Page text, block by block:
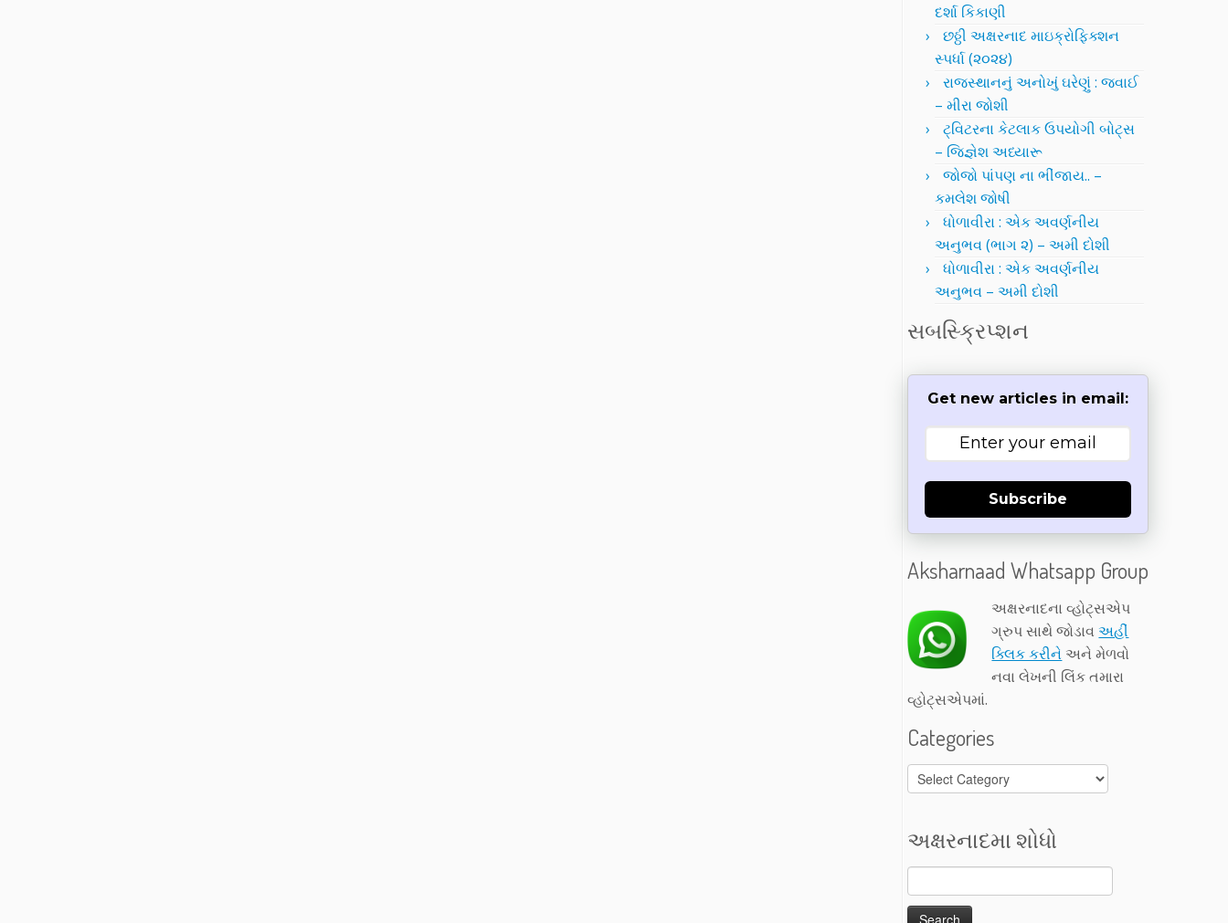
દર્શા કિકાણી
છઠ્ઠી અક્ષરનાદ માઇક્રોફિક્શન
સ્પર્ધા (૨૦૨૪)
રાજસ્થાનનું અનોખું ઘરેણું : જવાઈ
– મીરા જોશી
ટ્વિટરના કેટલાક ઉપયોગી બોટ્સ
– જિજ્ઞેશ અધ્યારૂ
જોજો પાંપણ ના ભીંજાય.. –
કમલેશ જોષી
ધોળાવીરા : એક અવર્ણનીય
અનુભવ (ભાગ ૨) – અમી દોશી
ધોળાવીરા : એક અવર્ણનીય
અનુભવ – અમી દોશી
સબસ્ક્રિપ્શન
Get new articles in email:
Subscribe
Aksharnaad Whatsapp Group
અક્ષરનાદના વ્હોટ્સએપ
ગ્રુપ સાથે જોડાવઅહીં
ક્લિક કરીને અને મેળવો
નવા લેખની લિંક તમારા
વ્હોટ્સએપમાં.
Categories
Categories
અક્ષરનાદમા શોધો